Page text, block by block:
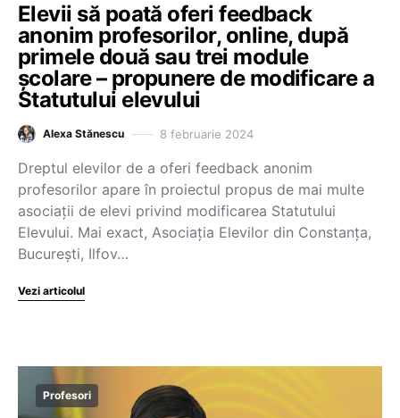
Elevii să poată oferi feedback
anonim profesorilor, online, după
primele două sau trei module
școlare – propunere de modificare a
Statutului elevului
Alexa Stănescu 8 februarie 2024
Dreptul elevilor de a oferi feedback anonim
profesorilor apare în proiectul propus de mai multe
asociații de elevi privind modificarea Statutului
Elevului. Mai exact, Asociația Elevilor din Constanța,
București, Ilfov…
Vezi articolul
Profesori